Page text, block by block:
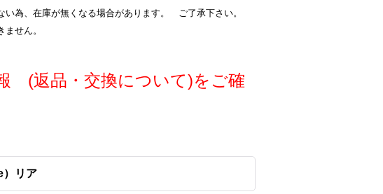
為、在庫が無くなる場合があります。 ご了承下さい。
せん。
(返品・交換について)をご確
）リア